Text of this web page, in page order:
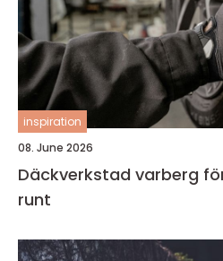
inspiration
08. June 2026
Däckverkstad varberg
runt